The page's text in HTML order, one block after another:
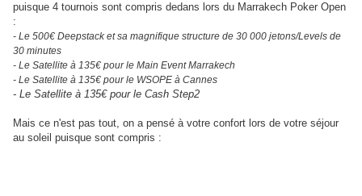
puisque 4 tournois sont compris dedans lors du Marrakech Poker Open
:
- Le 500€ Deepstack et sa magnifique structure de 30 000 jetons/Levels de
30 minutes
- Le Satellite à 135€ pour le Main Event Marrakech
- Le Satellite à 135€ pour le WSOPE à Cannes
- Le Satellite à 135€ pour le Cash Step2
Mais ce n'est pas tout, on a pensé à votre confort lors de votre séjour
au soleil puisque sont compris :